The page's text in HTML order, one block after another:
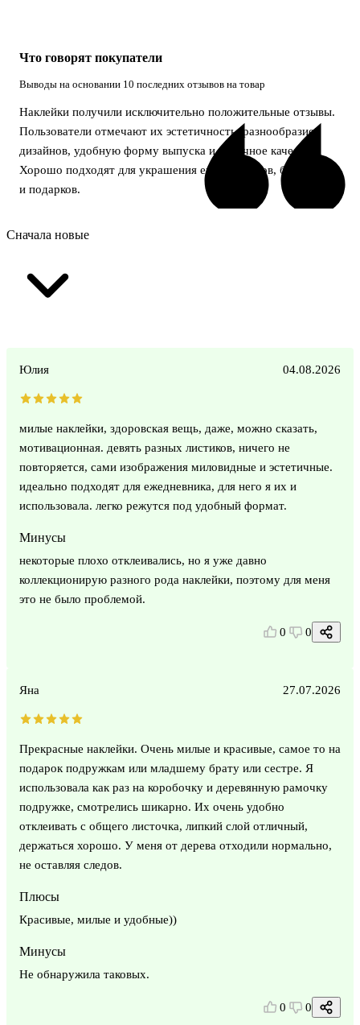
Что говорят покупатели
Выводы на основании 10 последних отзывов на товар
Наклейки получили исключительно положительные отзывы.
Пользователи отмечают их эстетичность, разнообразие
дизайнов, удобную форму выпуска и отличное качество.
Хорошо подходят для украшения ежедневников, блокнотов
и подарков.
Сначала новые
Юлия 04.08.2026
милые наклейки, здоровская вещь, даже, можно сказать,
мотивационная. девять разных листиков, ничего не
повторяется, сами изображения миловидные и эстетичные.
идеально подходят для ежедневника, для него я их и
использовала. легко режутся под удобный формат.
Минусы
некоторые плохо отклеивались, но я уже давно
коллекционирую разного рода наклейки, поэтому для меня
это не было проблемой.
0 0
Яна 27.07.2026
Прекрасные наклейки. Очень милые и красивые, самое то на
подарок подружкам или младшему брату или сестре. Я
использовала как раз на коробочку и деревянную рамочку
подружке, смотрелись шикарно. Их очень удобно
отклеивать с общего листочка, липкий слой отличный,
держаться хорошо. У меня от дерева отходили нормально,
не оставляя следов.
Плюсы
Красивые, милые и удобные))
Минусы
Не обнаружила таковых.
0 0